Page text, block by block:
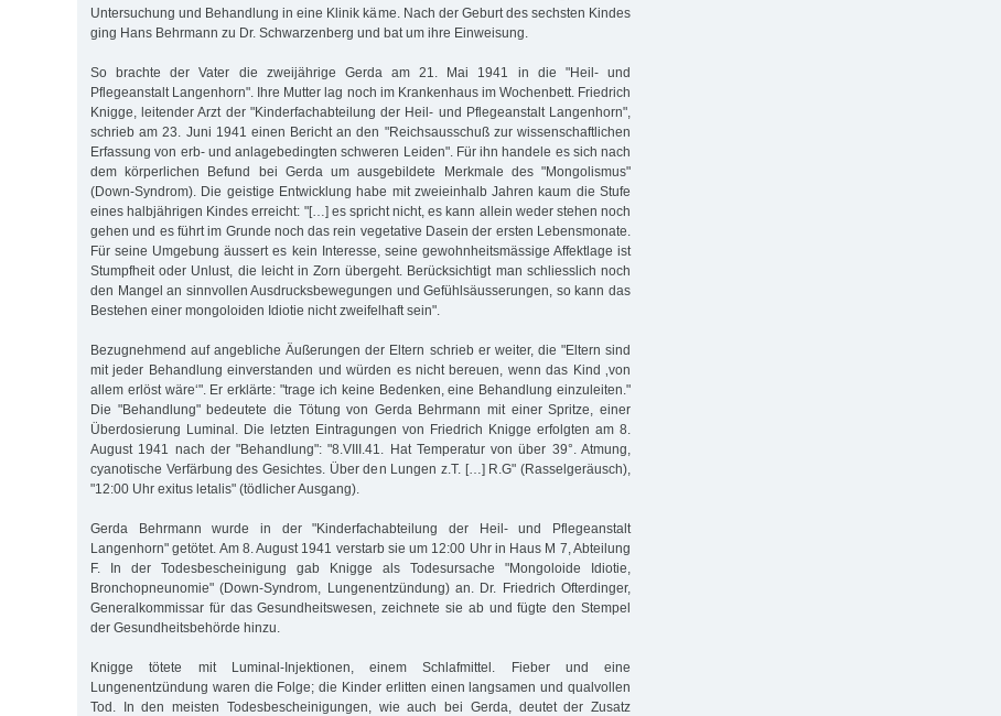
Untersuchung und Behandlung in eine Klinik käme. Nach der Geburt des sechsten Kindes
ging Hans Behrmann zu Dr. Schwarzenberg und bat um ihre Einweisung.
So brachte der Vater die zweijährige Gerda am 21. Mai 1941 in die "Heil- und
Pflegeanstalt Langenhorn". Ihre Mutter lag noch im Krankenhaus im Wochenbett. Friedrich
Knigge, leitender Arzt der "Kinderfachabteilung der Heil- und Pflegeanstalt Langenhorn",
schrieb am 23. Juni 1941 einen Bericht an den "Reichsausschuß zur wissenschaftlichen
Erfassung von erb- und anlagebedingten schweren Leiden". Für ihn handele es sich nach
dem körperlichen Befund bei Gerda um ausgebildete Merkmale des "Mongolismus"
(Down-Syndrom). Die geistige Entwicklung habe mit zweieinhalb Jahren kaum die Stufe
eines halbjährigen Kindes erreicht: "[…] es spricht nicht, es kann allein weder stehen noch
gehen und es führt im Grunde noch das rein vegetative Dasein der ersten Lebensmonate.
Für seine Umgebung äussert es kein Interesse, seine gewohnheitsmässige Affektlage ist
Stumpfheit oder Unlust, die leicht in Zorn übergeht. Berücksichtigt man schliesslich noch
den Mangel an sinnvollen Ausdrucksbewegungen und Gefühlsäusserungen, so kann das
Bestehen einer mongoloiden Idiotie nicht zweifelhaft sein".
Bezugnehmend auf angebliche Äußerungen der Eltern schrieb er weiter, die "Eltern sind
mit jeder Behandlung einverstanden und würden es nicht bereuen, wenn das Kind ‚von
allem erlöst wäre‘". Er erklärte: "trage ich keine Bedenken, eine Behandlung einzuleiten."
Die "Behandlung" bedeutete die Tötung von Gerda Behrmann mit einer Spritze, einer
Überdosierung Luminal. Die letzten Eintragungen von Friedrich Knigge erfolgten am 8.
August 1941 nach der "Behandlung": "8.VIII.41. Hat Temperatur von über 39°. Atmung,
cyanotische Verfärbung des Gesichtes. Über den Lungen z.T. […] R.G" (Rasselgeräusch),
"12:00 Uhr exitus letalis" (tödlicher Ausgang).
Gerda Behrmann wurde in der "Kinderfachabteilung der Heil- und Pflegeanstalt
Langenhorn" getötet. Am 8. August 1941 verstarb sie um 12:00 Uhr in Haus M 7, Abteilung
F. In der Todesbescheinigung gab Knigge als Todesursache "Mongoloide Idiotie,
Bronchopneunomie" (Down-Syndrom, Lungenentzündung) an. Dr. Friedrich Ofterdinger,
Generalkommissar für das Gesundheitswesen, zeichnete sie ab und fügte den Stempel
der Gesundheitsbehörde hinzu.
Knigge tötete mit Luminal-Injektionen, einem Schlafmittel. Fieber und eine
Lungenentzündung waren die Folge; die Kinder erlitten einen langsamen und qualvollen
Tod. In den meisten Todesbescheinigungen, wie auch bei Gerda, deutet der Zusatz